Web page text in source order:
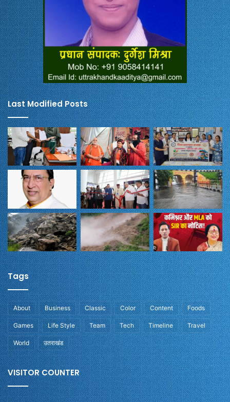
Last Modified Posts
Tags
About Business Classic Color Content Foods
Games Life Style Team Tech Timeline Travel
World उतराखंड
VISITOR COUNTER